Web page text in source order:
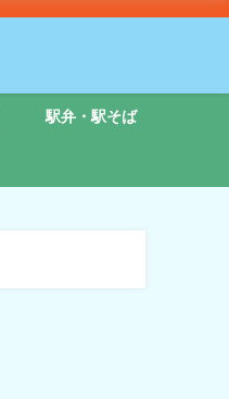
駅弁・駅そば